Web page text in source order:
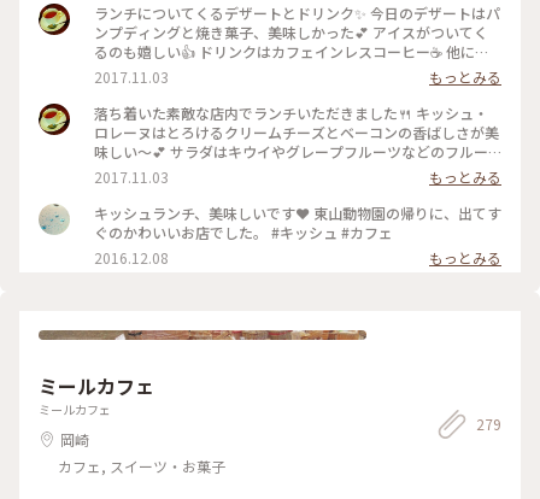
ランチについてくるデザートとドリンク✨ 今日のデザートはパ
ンプディングと焼き菓子、美味しかった💕 アイスがついてく
るのも嬉しい👍 ドリンクはカフェインレスコーヒー☕ 他にも
ハーブティーなど体に優しい飲み物の種類が多いのも魅力です
😘 #名古屋 #東山公園 #ランチ #スイーツ #デザート #パンプデ
ィング #コーヒー #カフェインレス #ハーブティー
2017.11.03
もっとみる
落ち着いた素敵な店内でランチいただきました🍴 キッシュ・
ロレーヌはとろけるクリームチーズとベーコンの香ばしさが美
味しい～💕 サラダはキウイやグレープフルーツなどのフルー
ツも入っていて甘みが美味しかった😋 店先でアクセサリーな
ども売ってましたが可愛くてそちらにも惹かれる…💍 #名古屋
#東山公園 #ランチ #キッシュ #サラダ #野菜 #雑貨
2017.11.03
もっとみる
キッシュランチ、美味しいです❤ 東山動物園の帰りに、出てす
ぐのかわいいお店でした。 #キッシュ #カフェ
2016.12.08
もっとみる
ミールカフェ
ミールカフェ
岡崎
カフェ, スイーツ・お菓子
279